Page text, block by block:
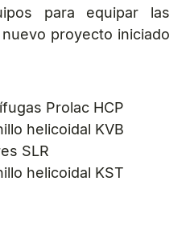
para equipar las
proyecto iniciado
Prolac HCP
helicoidal KVB
SLR
helicoidal KST